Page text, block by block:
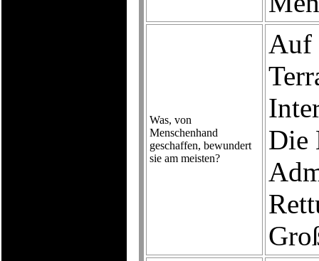
Was, von
Menschenhand
geschaffen, bewundert
sie am meisten?
Auf
Die